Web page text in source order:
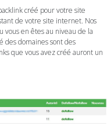
créé pour votre site
de votre site internet. Nos
en êtes au niveau de la
des domaines sont des
que vous avez créé auront un